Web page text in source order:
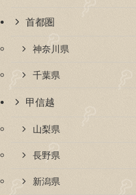
首都圏
神奈川県
千葉県
甲信越
山梨県
長野県
新潟県